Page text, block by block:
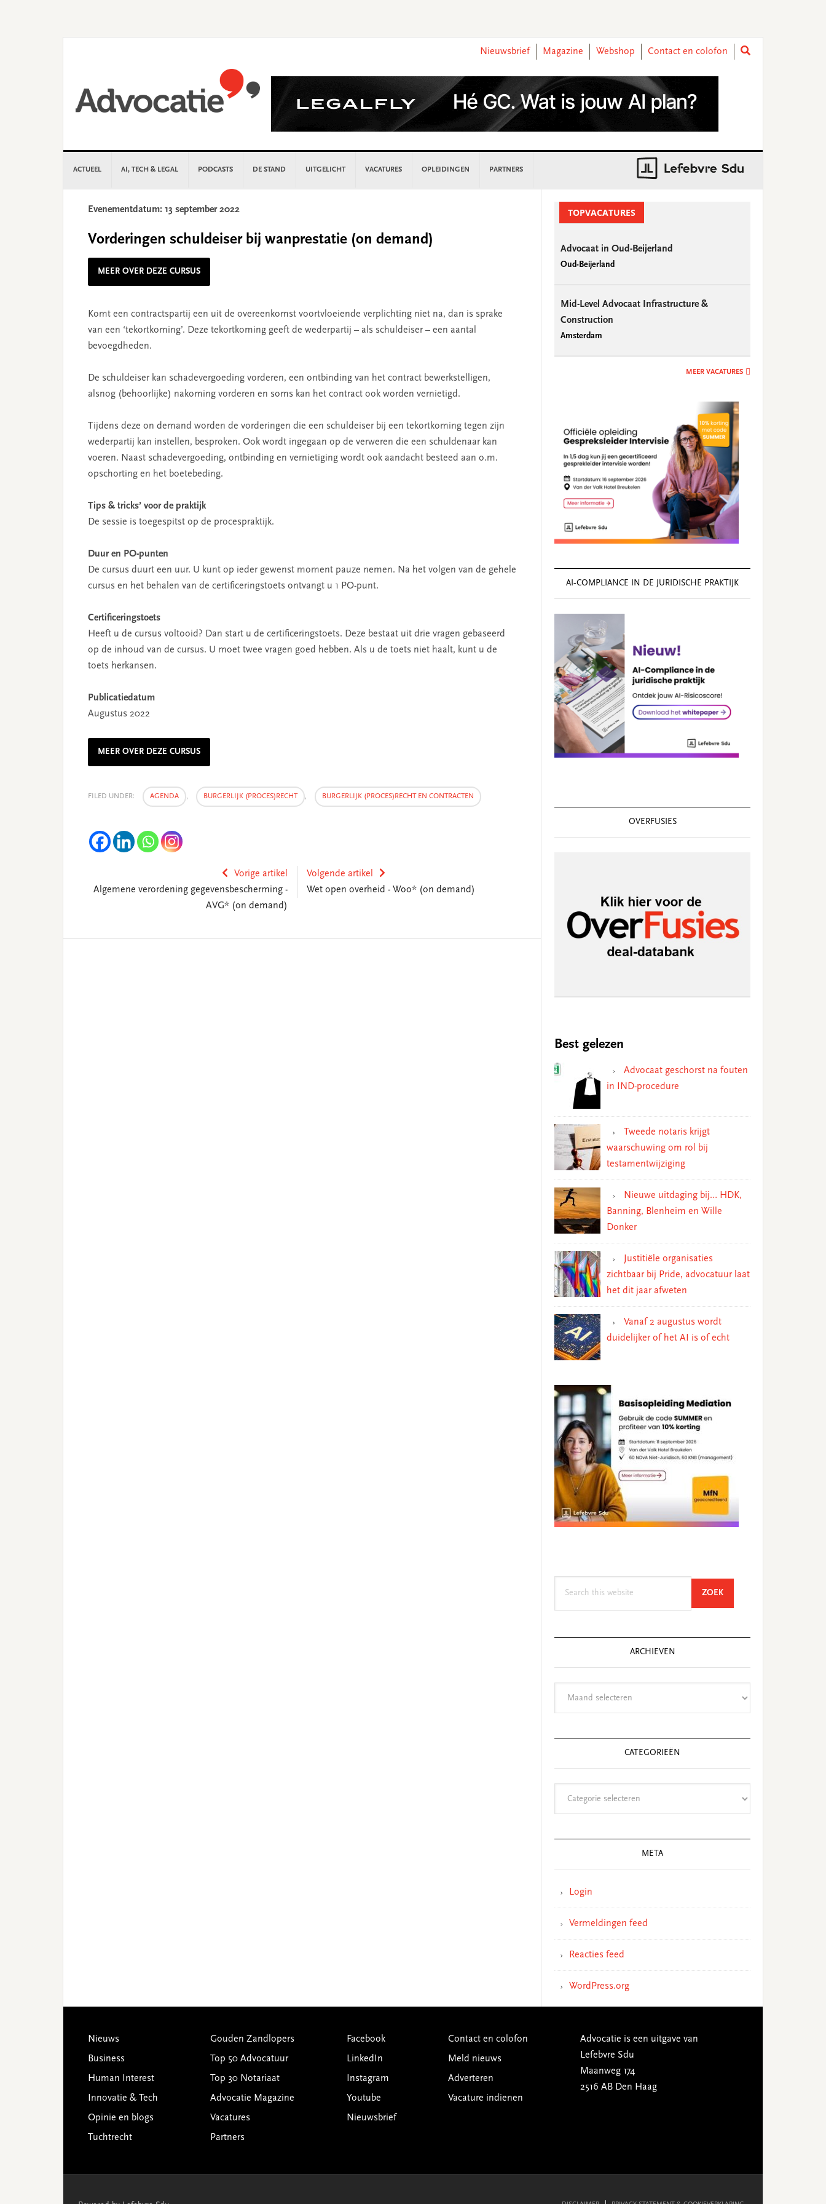
Nieuwsbrief
Magazine Webshop Contact en colofon
ACTUEEL AI, TECH & LEGAL PODCASTS DE STAND UITGELICHT VACATURES OPLEIDINGEN PARTNERS
Evenementdatum: 13 september 2022
Vorderingen schuldeiser bij wanprestatie (on demand)
MEER OVER DEZE CURSUS
Komt een contractspartij een uit de overeenkomst voortvloeiende verplichting niet na, dan is sprake
van een ‘tekortkoming’. Deze tekortkoming geeft de wederpartij – als schuldeiser – een aantal
bevoegdheden.
De schuldeiser kan schadevergoeding vorderen, een ontbinding van het contract bewerkstelligen,
alsnog (behoorlijke) nakoming vorderen en soms kan het contract ook worden vernietigd.
Tijdens deze on demand worden de vorderingen die een schuldeiser bij een tekortkoming tegen zijn
wederpartij kan instellen, besproken. Ook wordt ingegaan op de verweren die een schuldenaar kan
voeren. Naast schadevergoeding, ontbinding en vernietiging wordt ook aandacht besteed aan o.m.
opschorting en het boetebeding.
Tips & tricks’ voor de praktijk
De sessie is toegespitst op de procespraktijk.
Duur en PO-punten
De cursus duurt een uur. U kunt op ieder gewenst moment pauze nemen. Na het volgen van de gehele
cursus en het behalen van de certificeringstoets ontvangt u 1 PO-punt.
Certificeringstoets
Heeft u de cursus voltooid? Dan start u de certificeringstoets. Deze bestaat uit drie vragen gebaseerd
op de inhoud van de cursus. U moet twee vragen goed hebben. Als u de toets niet haalt, kunt u de
toets herkansen.
Publicatiedatum
Augustus 2022
MEER OVER DEZE CURSUS
FILED UNDER: AGENDA , BURGERLIJK (PROCES)RECHT , BURGERLIJK (PROCES)RECHT EN CONTRACTEN
Vorige artikel
Algemene verordening gegevensbescherming -
AVG* (on demand)
Volgende artikel
Wet open overheid - Woo* (on demand)
SidebarTOPVACATURES
Advocaat in Oud-Beijerland
Oud-Beijerland
Mid-Level Advocaat Infrastructure &
Construction
Amsterdam
MEER VACATURES
AI‑COMPLIANCE IN DE JURIDISCHE PRAKTIJK
OVERFUSIES
Best gelezen
Advocaat geschorst na fouten
in IND-procedure
Tweede notaris krijgt
waarschuwing om rol bij
testamentwijziging
Nieuwe uitdaging bij… HDK,
Banning, Blenheim en Wille
Donker
Justitiële organisaties
zichtbaar bij Pride, advocatuur laat
het dit jaar afweten
Vanaf 2 augustus wordt
duidelijker of het AI is of echt
ZOEKSEARCH
ARCHIEVEN
CATEGORIEËN
META
Login
Vermeldingen feed
Reacties feed
WordPress.org
Footer
Nieuws
Business
Human Interest
Innovatie & Tech
Opinie en blogs
Tuchtrecht
Gouden Zandlopers
Top 50 Advocatuur
Top 30 Notariaat
Advocatie Magazine
Vacatures
Partners
Facebook
LinkedIn
Instagram
Youtube
Nieuwsbrief
Contact en colofon
Meld nieuws
Adverteren
Vacature indienen
Advocatie is een uitgave van
Lefebvre Sdu
Maanweg 174
2516 AB Den Haag